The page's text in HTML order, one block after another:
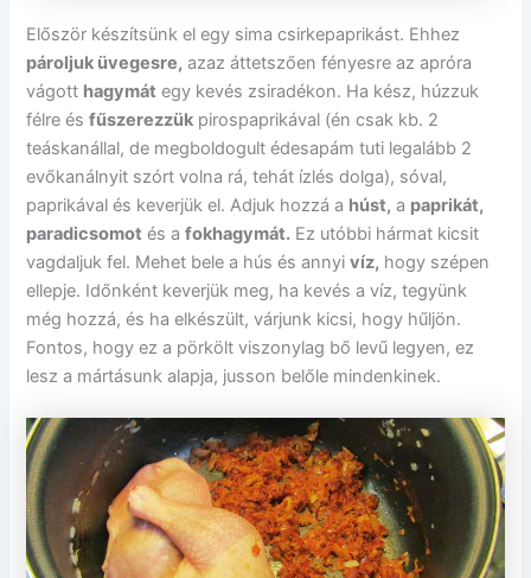
Először készítsünk el egy sima csirkepaprikást. Ehhez
pároljuk üvegesre, azaz áttetszően fényesre az apróra
vágott hagymát egy kevés zsiradékon. Ha kész, húzzuk
félre ésfűszerezzük pirospaprikával (én csak kb. 2
teáskanállal, de megboldogult édesapám tuti legalább 2
evőkanálnyit szórt volna rá, tehát ízlés dolga), sóval,
paprikával és keverjük el. Adjuk hozzá a húst, a paprikát,
paradicsomot és afokhagymát. Ez utóbbi hármat kicsit
vagdaljuk fel. Mehet bele a hús és annyivíz, hogy szépen
ellepje. Időnként keverjük meg, ha kevés a víz, tegyünk
még hozzá, és ha elkészült, várjunk kicsi, hogy hűljön.
Fontos, hogy ez a pörkölt viszonylag bő levű legyen, ez
lesz a mártásunk alapja, jusson belőle mindenkinek.